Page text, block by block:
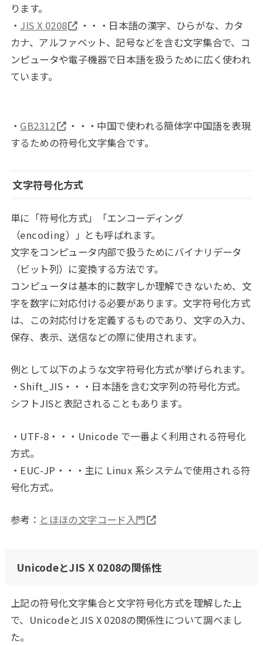
ります。
・ JIS X 0208
・・・日本語の漢字、ひらがな、カタ
カナ、アルファベット、記号などを含む文字集合で、コ
ンピュータや電子機器で日本語を扱うために広く使われ
ています。
・ GB2312
・・・中国で使われる簡体字中国語を表現
するための符号化文字集合です。
文字符号化方式
単に「符号化方式」「エンコーディング
（encoding）」とも呼ばれます。
文字をコンピュータ内部で扱うためにバイナリデータ
（ビット列）に変換する方法です。
コンピュータは基本的に数字しか理解できないため、文
字を数字に対応付ける必要があります。文字符号化方式
は、この対応付けを定義するものであり、文字の入力、
保存、表示、送信などの際に使用されます。
例として以下のような文字符号化方式が挙げられます。
・Shift_JIS・・・日本語を含む文字列の符号化方式。
シフトJISと表記されることもあります。
・UTF-8・・・Unicode で一番よく利用される符号化
方式。
・EUC-JP・・・主に Linux 系システムで使用される符
号化方式。
参考： とほほの文字コード入門
UnicodeとJIS X 0208の関係性
上記の符号化文字集合と文字符号化方式を理解した上
で、UnicodeとJIS X 0208の関係性について調べまし
た。